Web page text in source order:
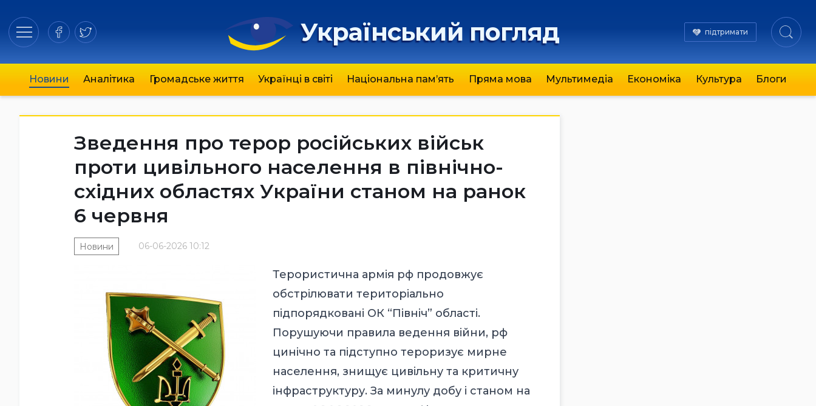
Український погляд підтримати
Новини Аналітика Громадське життя Українці в світі Національна пам’ять Пряма мова Мультимедіа Економіка Культура Блоги
Зведення про терор російських військ
проти цивільного населення в північно-
східних областях України станом на ранок
6 червня
06-06-2026 10:12
Новини
Терористична армія рф продовжує
обстрілювати територіально
підпорядковані ОК “Північ” області.
Порушуючи правила ведення війни, рф
цинічно та підступно тероризує мирне
населення, знищує цивільну та критичну
інфраструктуру. За минулу добу і станом на